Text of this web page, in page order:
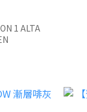
1 ALTA